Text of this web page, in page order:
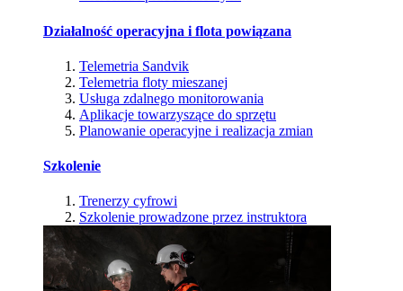
Działalność operacyjna i flota powiązana
Telemetria Sandvik
Telemetria floty mieszanej
Usługa zdalnego monitorowania
Aplikacje towarzyszące do sprzętu
Planowanie operacyjne i realizacja zmian
Szkolenie
Trenerzy cyfrowi
Szkolenie prowadzone przez instruktora